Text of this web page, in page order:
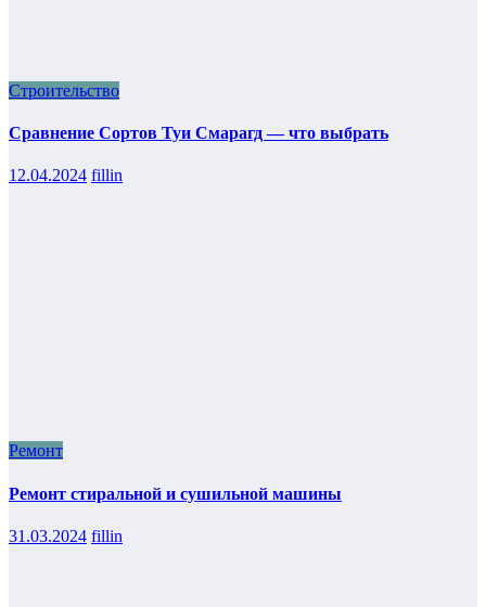
Строительство
Сравнение Сортов Туи Смарагд — что выбрать
12.04.2024 fillin
Ремонт
Ремонт стиральной и сушильной машины
31.03.2024 fillin